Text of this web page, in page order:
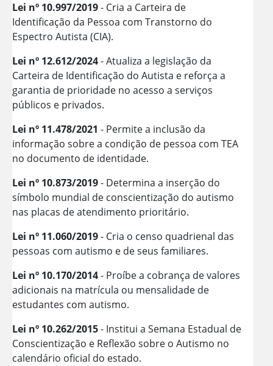
Lei nº 10.997/2019- Cria a Carteira de
Identificação da Pessoa com Transtorno do
Espectro Autista (CIA).
Lei nº 12.612/2024- Atualiza a legislação da
Carteira de Identificação do Autista e reforça a
garantia de prioridade no acesso a serviços
públicos e privados.
Lei nº 11.478/2021 - Permite a inclusão da
informação sobre a condição de pessoa com TEA
no documento de identidade.
Lei nº 10.873/2019- Determina a inserção do
símbolo mundial de conscientização do autismo
nas placas de atendimento prioritário.
Lei nº 11.060/2019- Cria o censo quadrienal das
pessoas com autismo e de seus familiares.
Lei nº 10.170/2014- Proíbe a cobrança de valores
adicionais na matrícula ou mensalidade de
estudantes com autismo.
Lei nº 10.262/2015- Institui a Semana Estadual de
Conscientização e Reflexão sobre o Autismo no
calendário oficial do estado.